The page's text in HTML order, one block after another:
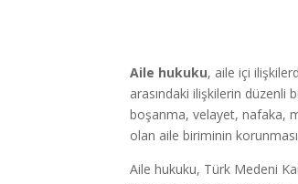
Aile hukuku, aile içi
arasındaki ilişkilerin düzenli
boşanma, velayet, nafaka,
olan aile biriminin
Aile hukuku, Türk Medeni